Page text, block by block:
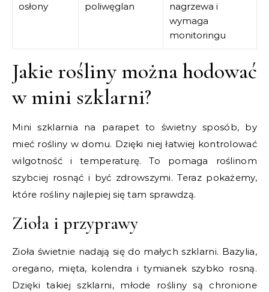
osłony
poliwęglan
nagrzewa i
wymaga
monitoringu
Jakie rośliny można hodować
w mini szklarni?
Mini szklarnia na parapet to świetny sposób, by
mieć rośliny w domu. Dzięki niej łatwiej kontrolować
wilgotność i temperaturę. To pomaga roślinom
szybciej rosnąć i być zdrowszymi. Teraz pokażemy,
które rośliny najlepiej się tam sprawdzą.
Zioła i przyprawy
Zioła świetnie nadają się do małych szklarni. Bazylia,
oregano, mięta, kolendra i tymianek szybko rosną.
Dzięki takiej szklarni, młode rośliny są chronione